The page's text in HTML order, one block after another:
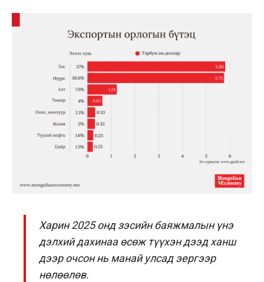
Харин 2025 онд зэсийн баяжмалын үнэ
дэлхий дахинаа өсөж түүхэн дээд ханш
дээр очсон нь манай улсад эергээр
нөлөөлөв.